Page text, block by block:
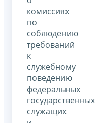
комиссиях
по
соблюдению
требований
к
служебному
поведению
федеральных
государственных
служащих